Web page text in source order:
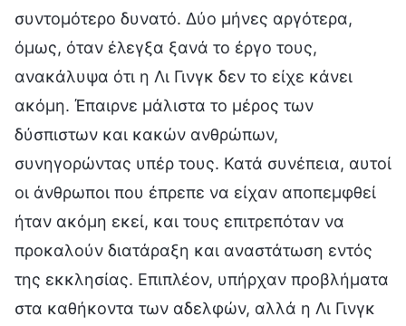
συντομότερο δυνατό. Δύο μήνες αργότερα,
όμως, όταν έλεγξα ξανά το έργο τους,
ανακάλυψα ότι η Λι Γινγκ δεν το είχε κάνει
ακόμη. Έπαιρνε μάλιστα το μέρος των
δύσπιστων και κακών ανθρώπων,
συνηγορώντας υπέρ τους. Κατά συνέπεια, αυτοί
οι άνθρωποι που έπρεπε να είχαν αποπεμφθεί
ήταν ακόμη εκεί, και τους επιτρεπόταν να
προκαλούν διατάραξη και αναστάτωση εντός
της εκκλησίας. Επιπλέον, υπήρχαν προβλήματα
στα καθήκοντα των αδελφών, αλλά η Λι Γινγκ